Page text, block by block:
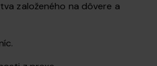
založeného na dôvere a